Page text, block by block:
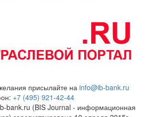
присылайте на info@ib-bank.ru
+7 (495) 921-42-44
bank.ru (BIS Journal - информационная